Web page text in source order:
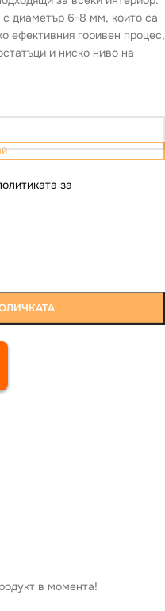
с диаметър 6-8 мм, които са
ефективния горивен процес,
и ниско ниво на
за
в момента!